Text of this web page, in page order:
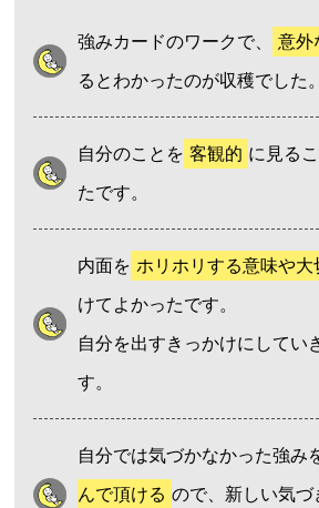
強みカードのワークで、 意外
るとわかったのが収穫でした。
自分のことを 客観的 に見る
たです。
内面を ホリホリする意味や大
けてよかったです。
自分を出すきっかけにしてい
す。
自分では気づかなかった強み
んで頂ける ので、新しい気